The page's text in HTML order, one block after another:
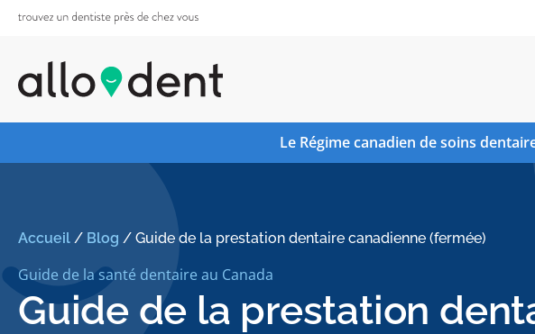
Le Régime canadien de soins
Accueil / Blog / Guide de la prestation dentaire canadienne (fermée)
Guide de la santé dentaire au Canada
Guide de la prestation